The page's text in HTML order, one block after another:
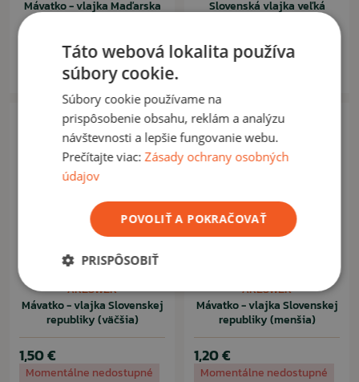
Mávatko - vlajka Maďarska
Na sklade: 71ks
Slovenská vlajka veľká
5,90 €
ARESWER
Mávatko - vlajka Slovenskej
republiky (väčšia)
1,50 €
Momentálne nedostupné
ARESWER
Mávatko - vlajka Slovenskej
republiky (menšia)
1,20 €
Momentálne nedostupné
Táto webová lokalita používa
súbory cookie.
Súbory cookie používame na
prispôsobenie obsahu, reklám a analýzu
návštevnosti a lepšie fungovanie webu.
Prečítajte viac:Zásady ochrany osobných
údajov
POVOLIŤ A POKRAČOVAŤ
PRISPÔSOBIŤ